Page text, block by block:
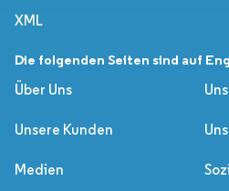
XML
Die folgenden Seiten sind auf
Über Uns
Unsere Kunden
Medien